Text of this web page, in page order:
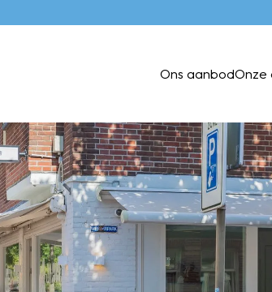
Ons aanbodOnze